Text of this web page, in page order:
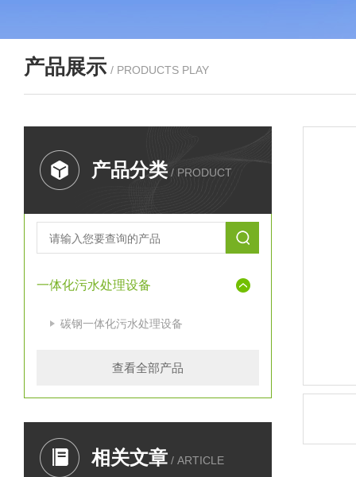
产品展示 / PRODUCTS PLAY
产品分类 / PRODUCT
一体化污水处理设备
碳钢一体化污水处理设备
查看全部产品
相关文章 / ARTICLE